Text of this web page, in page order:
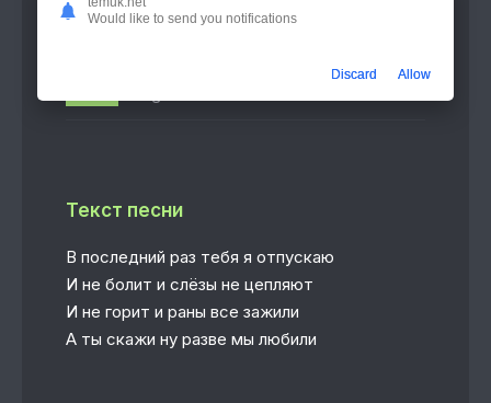
Слушать онлайн
2:49
Текст песни
В последний раз тебя я отпускаю
И не болит и слёзы не цепляют
И не горит и раны все зажили
А ты скажи ну разве мы любили
Would like to send you notifications
Discard Allow